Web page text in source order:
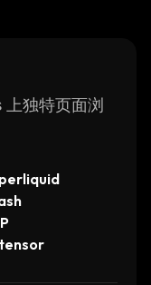
独特页面浏